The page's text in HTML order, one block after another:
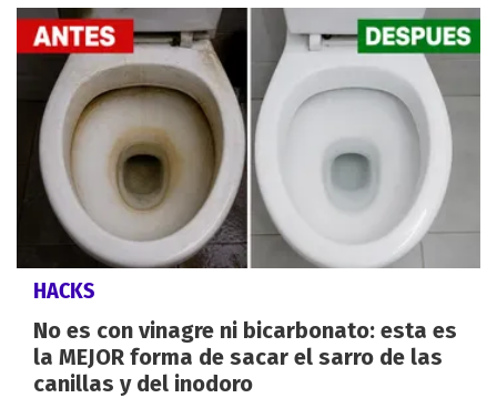
HACKS
No es con vinagre ni bicarbonato: esta es
la MEJOR forma de sacar el sarro de las
canillas y del inodoro